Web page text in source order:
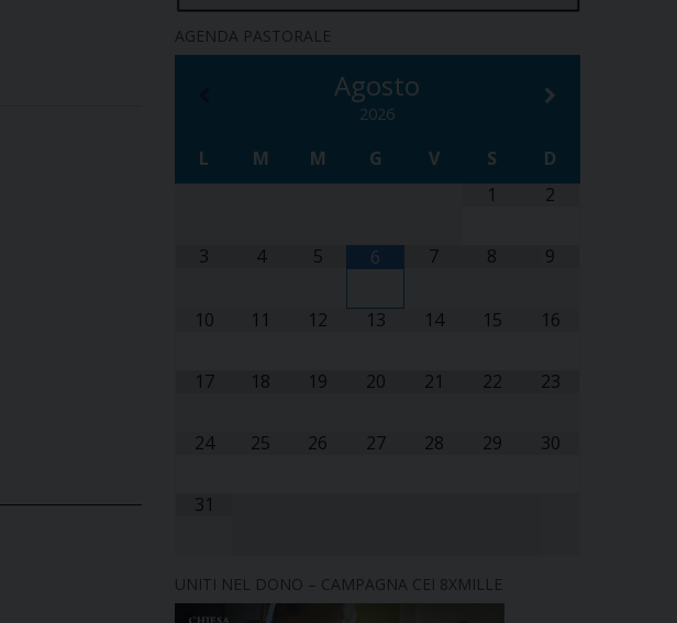
AGENDA PASTORALE
Agosto
2026
L M M G V S
D
1
2
3 4 5 6 7 8 9
10 11 12 13 14 15 16
17 18 19 20 21 22 23
24 25 26 27 28 29 30
31
UNITI NEL DONO – CAMPAGNA CEI 8XMILLE